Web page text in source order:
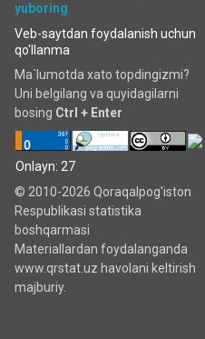
yuboring
Veb-saytdan foydalanish uchun
qo'llanma
Ma`lumotda xato topdingizmi?
Uni belgilang va quyidagilarni
bosing Ctrl + Enter
Onlayn: 27
© 2010-2026 Qoraqalpog'iston
Respublikasi statistika
boshqarmasi
Materiallardan foydalanganda
www.qrstat.uz havolani keltirish
majburiy.